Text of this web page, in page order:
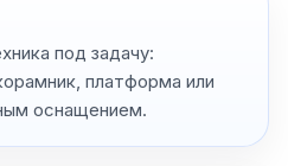
под задачу:
платформа или
оснащением.